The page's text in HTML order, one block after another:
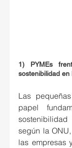
1) PYMEs
sostenibilidad en
Las
papel
según la
las empresas